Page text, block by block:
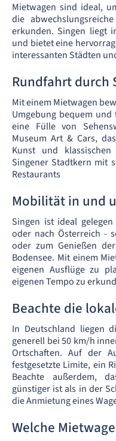
Mietwagen sind ideal,
die
erkunden. Singen liegt
und bietet eine
interessanten Städten
Rundfahrt durch
Mit einem Mietwagen
Umgebung bequem
eine Fülle von
Museum Art & Cars,
Kunst und
Singener Stadtkern mit
Restaurants
Mobilität in und
Singen ist ideal
oder nach Österreich -
oder zum Genießen
Bodensee. Mit einem
eigenen Ausflüge zu
eigenen Tempo zu
Beachte die
In Deutschland liegen
generell bei 50 km/h
Ortschaften. Auf der
festgesetzte Limite, ein
Beachte außerdem,
günstiger ist als in der
die Anmietung eines
Welche